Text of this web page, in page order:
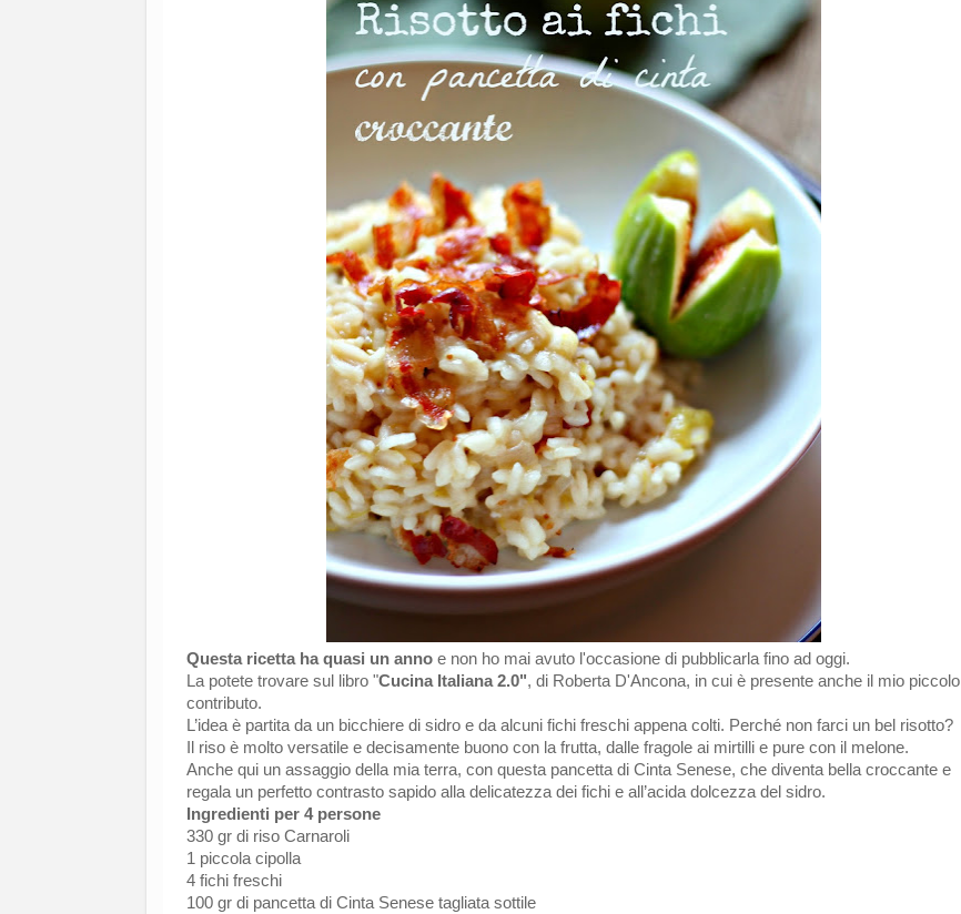
Questa ricetta ha quasi un anno e non ho mai avuto l'occasione di pubblicarla fino ad oggi.
La potete trovare sul libro "Cucina Italiana 2.0", di Roberta D'Ancona, in cui è presente anche il mio piccolo
contributo.
L’idea è partita da un bicchiere di sidro e da alcuni fichi freschi appena colti. Perché non farci un bel risotto?
Il riso è molto versatile e decisamente buono con la frutta, dalle fragole ai mirtilli e pure con il melone.
Anche qui un assaggio della mia terra, con questa pancetta di Cinta Senese, che diventa bella croccante e
regala un perfetto contrasto sapido alla delicatezza dei fichi e all’acida dolcezza del sidro.
Ingredienti per 4 persone
330 gr di riso Carnaroli
1 piccola cipolla
4 fichi freschi
100 gr di pancetta di Cinta Senese tagliata sottile